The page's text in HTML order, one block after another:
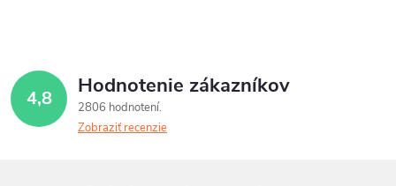
4,8 Hodnotenie zákazníkov
2806 hodnotení
Zobraziť recenzie